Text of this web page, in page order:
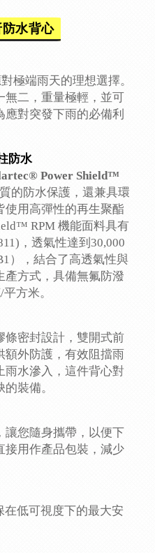
水背心
極端雨天的理想選擇。
無二，重量極輕，並可
對突發下雨的必備利
防水
Power Shield™
的防水保護，還兼具環
使用高彈性的再生聚酯
RPM 機能面料具有
，透氣性達到30,000
），結合了高透氣性與
產方式，具備無氟防潑
方米。
條密封設計，雙開式前
外防護，有效阻擋雨
雨水滲入，這件背心對
裝備。
讓您隨身攜帶，以便下
接用作產品包裝，減少
在低可視度下的最大安